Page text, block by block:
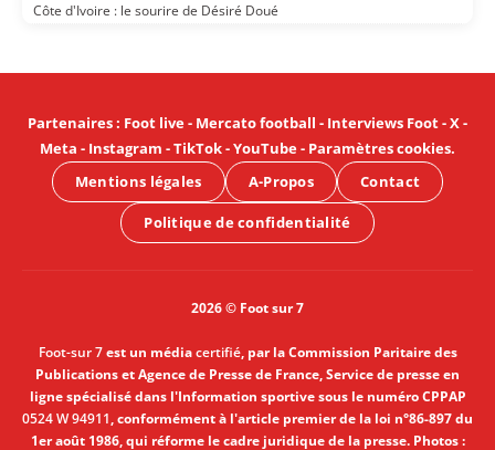
Côte d'Ivoire : le sourire de Désiré Doué
Partenaires: Foot live- Mercato football - Interviews Foot-X-
Meta - Instagram -TikTok-YouTube- Paramètres cookies.
Mentions légales
A-Propos Contact
Politique de confidentialité
2026 © Foot sur 7
Foot-sur 7est un médiacertifié, par la Commission Paritaire des
Publications et Agence de Presse de France, Service de presse en
ligne spécialisé dans l'Information sportive sous le numéro CPPAP
0524 W 94911, conformément à l'article premier de la loi n°86-897 du
1er août 1986, qui réforme le cadre juridique de la presse. Photos :